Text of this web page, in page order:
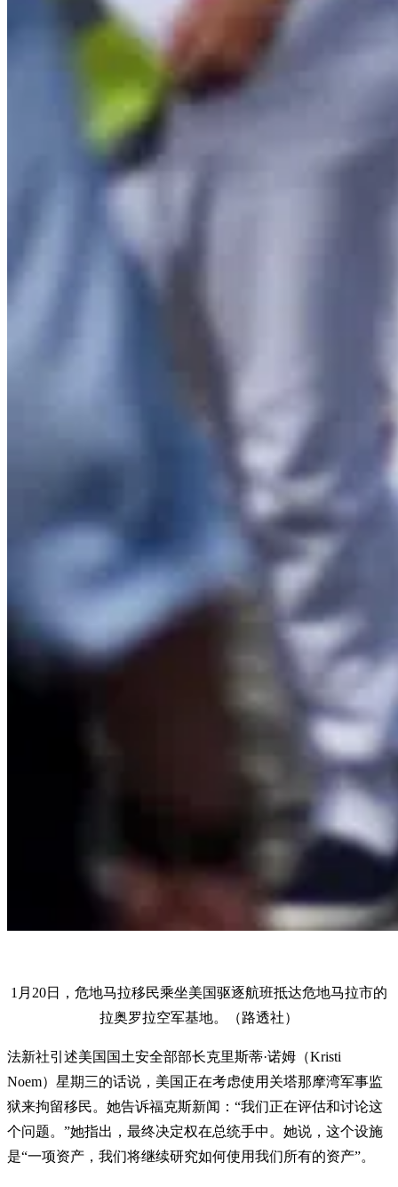
1月20日，危地马拉移民乘坐美国驱逐航班抵达危地马拉市的
拉奥罗拉空军基地。（路透社）
法新社引述美国国土安全部部长克里斯蒂·诺姆（Kristi
Noem）星期三的话说，美国正在考虑使用关塔那摩湾军事监
狱来拘留移民。她告诉福克斯新闻：“我们正在评估和讨论这
个问题。”她指出，最终决定权在总统手中。她说，这个设施
是“一项资产，我们将继续研究如何使用我们所有的资产”。